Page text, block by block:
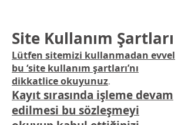
Site Kullanım Şartları
Lütfen sitemizi kullanmadan evvel
bu ‘site kullanım şartları’nı
dikkatlice okuyunuz.
Kayıt sırasında işleme devam
edilmesi bu sözleşmeyi